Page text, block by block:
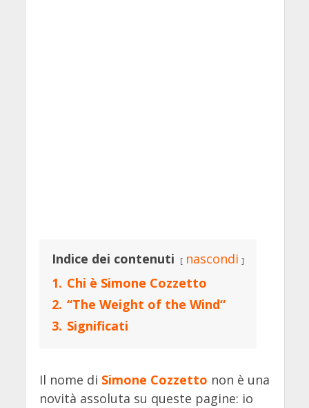
Indice dei contenuti
nascondi
1. Chi è Simone Cozzetto
2. “The Weight of the Wind“
3. Significati
Il nome di Simone Cozzetto non è una
novità assoluta su queste pagine: io